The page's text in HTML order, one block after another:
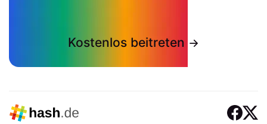
Kostenlos beitreten